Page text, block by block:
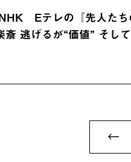
Eテレの『先人たち
逃げるが“価値” そし